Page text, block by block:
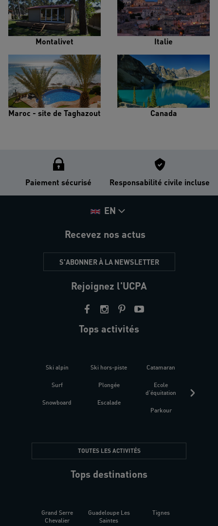
Montalivet Italie
Maroc - site de Taghazout Canada
Paiement sécurisé Responsabilité civile incluse
EN
Recevez nos actus
S'ABONNER À LA NEWSLETTER
Rejoignez l'UCPA
Tops activités
Ski alpin
Surf
Snowboard
Ski hors-piste
Plongée
Escalade
Catamaran
Ecole
d'équitation
Parkour
TOUTES LES ACTIVITÉS
Tops destinations
Grand Serre
Chevalier
Guadeloupe Les
Saintes
Tignes